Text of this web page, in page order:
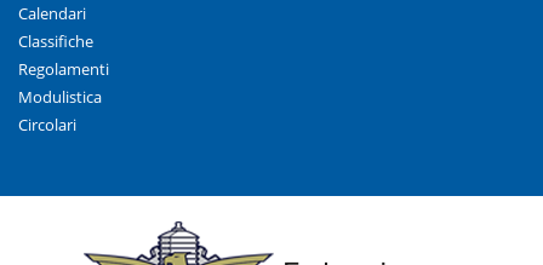
Calendari
Classifiche
Regolamenti
Modulistica
Circolari